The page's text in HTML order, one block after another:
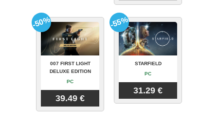
007 FIRST LIGHT
DELUXE EDITION
PC
39.49 €
-50%
STARFIELD
PC
31.29 €
-55%